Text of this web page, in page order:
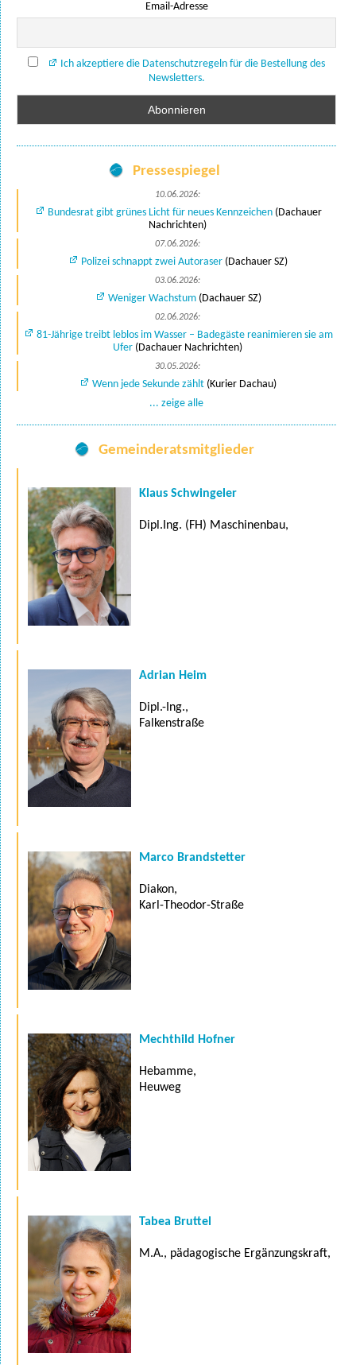
Email-Adresse
Ich akzeptiere die Datenschutzregeln für die Bestellung des
Newsletters.
Pressespiegel
10.06.2026:
Bundesrat gibt grünes Licht für neues Kennzeichen(Dachauer
Nachrichten)
07.06.2026:
Polizei schnappt zwei Autoraser (Dachauer SZ)
03.06.2026:
Weniger Wachstum(Dachauer SZ)
02.06.2026:
81-Jährige treibt leblos im Wasser – Badegäste reanimieren sie am
Ufer(Dachauer Nachrichten)
30.05.2026:
Wenn jede Sekunde zählt (Kurier Dachau)
... zeige alle
Gemeinderatsmitglieder
Klaus Schwingeler
Dipl.Ing. (FH) Maschinenbau,
Adrian Heim
Dipl.-Ing.,
Falkenstraße
Marco Brandstetter
Diakon,
Karl-Theodor-Straße
Mechthild Hofner
Hebamme,
Heuweg
Tabea Bruttel
M.A., pädagogische Ergänzungskraft,